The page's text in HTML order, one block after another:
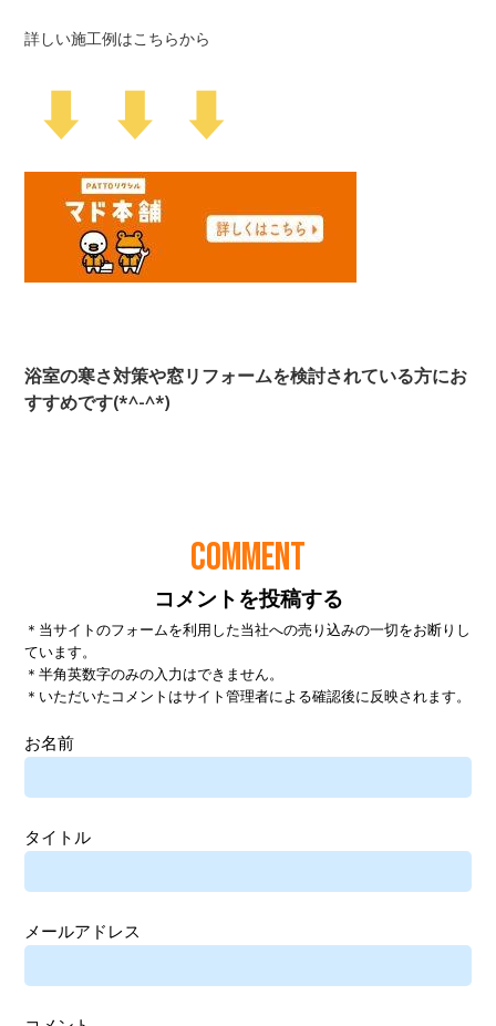
COMMENT
コメントを投稿する
＊当サイトのフォームを利用した当社への売り込みの一切をお断りし
ています。
＊半角英数字のみの入力はできません。
＊いただいたコメントはサイト管理者による確認後に反映されます。
お名前
タイトル
メールアドレス